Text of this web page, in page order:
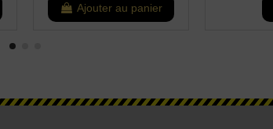
Ajouter au panier